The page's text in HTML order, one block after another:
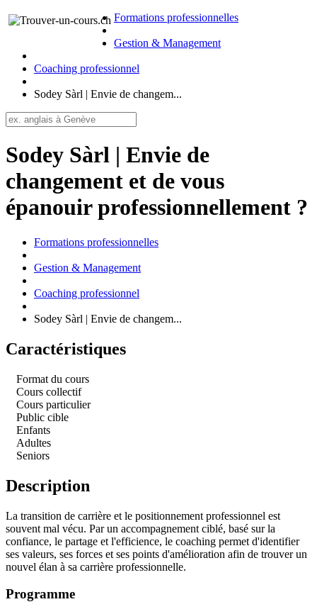
Formations professionnelles
Gestion & Management
Coaching professionnel
Sodey Sàrl | Envie de changem...
Sodey Sàrl | Envie de
changement et de vous
épanouir professionnellement ?
Formations professionnelles
Gestion & Management
Coaching professionnel
Sodey Sàrl | Envie de changem...
Caractéristiques
Format du cours
Cours collectif
Cours particulier
Public cible
Enfants
Adultes
Seniors
Description
La transition de carrière et le positionnement professionnel est
souvent mal vécu. Par un accompagnement ciblé, basé sur la
confiance, le partage et l'efficience, le coaching permet d'identifier
ses valeurs, ses forces et ses points d'amélioration afin de trouver un
nouvel élan à sa carrière professionnelle.
Programme